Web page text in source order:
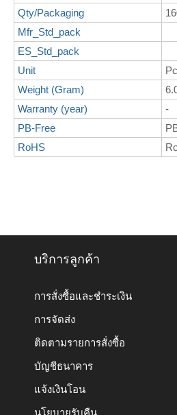
Qty/Packaging
Mfr_Std_pack
ES_Std_pack
Unit
Weight (Gram)
Warranty (year)
-
PB-Free
RoHS
บริการลูกค้า
การสั่งซื้อและชำระเงิน
การจัดส่ง
ติดตามรายการสั่งซื้อ
บัญชีธนาคาร
แจ้งเงินโอน
นโยบายรับคืน